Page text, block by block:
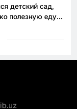
детский сад,
полезную еду.